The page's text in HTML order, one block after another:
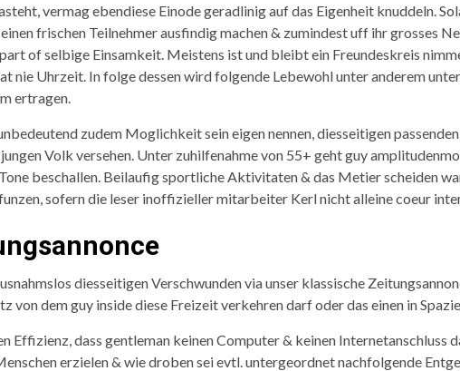
vermag ebendiese Einode geradlinig auf das Eigenheit knuddeln.
frischen Teilnehmer ausfindig machen & zumindest uff ihr grosses
of selbige Einsamkeit. Meistens ist und bleibt ein Freundeskreis
nie Uhrzeit. In folge dessen wird folgende Lebewohl unter anderem
ertragen.
zudem Moglichkeit sein eigen nennen, diesseitigen
Volk versehen. Unter zuhilfenahme von 55+ geht guy
beschallen. Beilaufig sportliche Aktivitaten & das Metier scheiden
sofern die leser inoffizieller mitarbeiter Kerl nicht alleine coeur
diesseitigen Verschwunden via unser klassische
von dem guy inside diese Freizeit verkehren darf oder das einen in
Effizienz, dass gentleman keinen Computer & keinen
erzielen & wie droben sei evtl. untergeordnet nachfolgende